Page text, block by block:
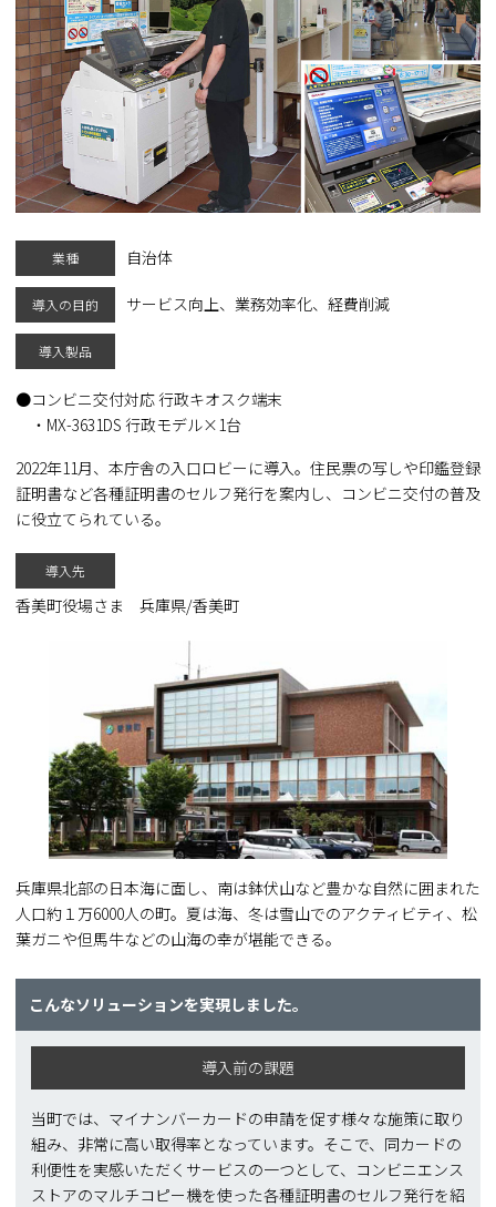
業種 自治体
導入の目的 サービス向上、業務効率化、経費削減
導入製品
コンビニ交付対応 行政キオスク端末
・MX-3631DS 行政モデル×1台
2022年11月、本庁舎の入口ロビーに導入。住民票の写しや印鑑登録
証明書など各種証明書のセルフ発行を案内し、コンビニ交付の普及
に役立てられている。
導入先
香美町役場さま 兵庫県/香美町
兵庫県北部の日本海に面し、南は鉢伏山など豊かな自然に囲まれた
人口約１万6000人の町。夏は海、冬は雪山でのアクティビティ、松
葉ガニや但馬牛などの山海の幸が堪能できる。
こんなソリューションを実現しました。
導入前の課題
当町では、マイナンバーカードの申請を促す様々な施策に取り
組み、非常に高い取得率となっています。そこで、同カードの
利便性を実感いただくサービスの一つとして、コンビニエンス
ストアのマルチコピー機を使った各種証明書のセルフ発行を紹